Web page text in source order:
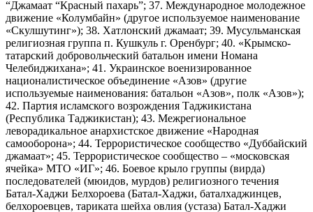
“Джамаат “Красный пахарь”; 37. Международное молодежное
движение «Колумбайн» (другое используемое наименование
«Скулшутинг»); 38. Хатлонский джамаат; 39. Мусульманская
религиозная группа п. Кушкуль г. Оренбург; 40. «Крымско-
татарский добровольческий батальон имени Номана
Челебиджихана»; 41. Украинское военизированное
националистическое объединение «Азов» (другие
используемые наименования: батальон «Азов», полк «Азов»);
42. Партия исламского возрождения Таджикистана
(Республика Таджикистан); 43. Межрегиональное
леворадикальное анархистское движение «Народная
самооборона»; 44. Террористическое сообщество «Дуббайский
джамаат»; 45. Террористическое сообщество – «московская
ячейка» МТО «ИГ»; 46. Боевое крыло группы (вирда)
последователей (мюидов, мурдов) религиозного течения
Батал-Хаджи Белхороева (Батал-Хаджи, баталхаджинцев,
белхороевцев, тариката шейха овлия (устаза) Батал-Хаджи